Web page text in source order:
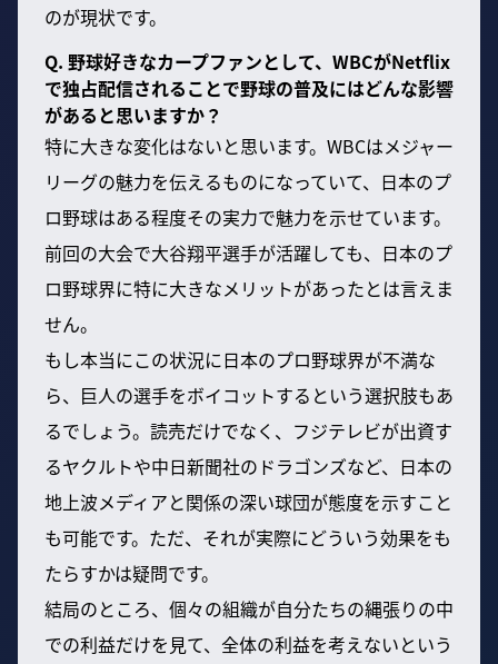
のが現状です。
Q. 野球好きなカープファンとして、WBCがNetflix
で独占配信されることで野球の普及にはどんな影響
があると思いますか？
特に大きな変化はないと思います。WBCはメジャー
リーグの魅力を伝えるものになっていて、日本のプ
ロ野球はある程度その実力で魅力を示せています。
前回の大会で大谷翔平選手が活躍しても、日本のプ
ロ野球界に特に大きなメリットがあったとは言えま
せん。
もし本当にこの状況に日本のプロ野球界が不満な
ら、巨人の選手をボイコットするという選択肢もあ
るでしょう。読売だけでなく、フジテレビが出資す
るヤクルトや中日新聞社のドラゴンズなど、日本の
地上波メディアと関係の深い球団が態度を示すこと
も可能です。ただ、それが実際にどういう効果をも
たらすかは疑問です。
結局のところ、個々の組織が自分たちの縄張りの中
での利益だけを見て、全体の利益を考えないという